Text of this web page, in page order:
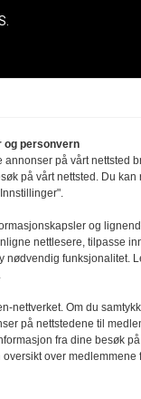
byggebransjen
Varsom-plakaten og
nyhetsbrev
og personvern
annonser på vårt nettsted
på vårt nettsted. Du kan
og
nettlesere, tilpasse
nødvendig funksjonalitet.
nettverket. Om du
på nettstedene til
fra dine besøk
over medlemmene